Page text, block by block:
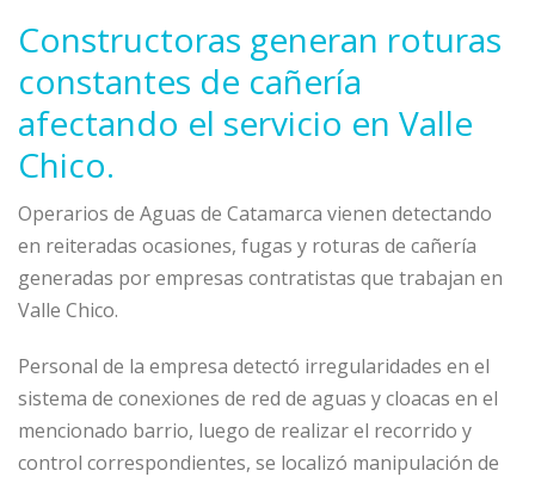
Constructoras generan roturas
constantes de cañería
afectando el servicio en Valle
Chico.
Operarios de Aguas de Catamarca vienen detectando
en reiteradas ocasiones, fugas y roturas de cañería
generadas por empresas contratistas que trabajan en
Valle Chico.
Personal de la empresa detectó irregularidades en el
sistema de conexiones de red de aguas y cloacas en el
mencionado barrio, luego de realizar el recorrido y
control correspondientes, se localizó manipulación de